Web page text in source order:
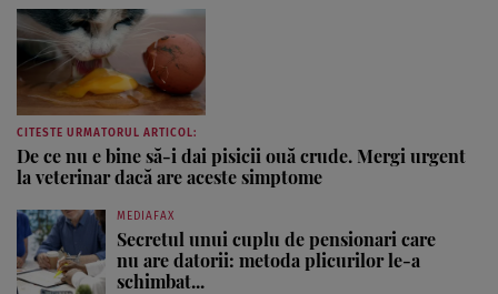
CITESTE URMATORUL ARTICOL:
De ce nu e bine să-i dai pisicii ouă crude. Mergi urgent
la veterinar dacă are aceste simptome
MEDIAFAX
Secretul unui cuplu de pensionari care
nu are datorii: metoda plicurilor le-a
schimbat...